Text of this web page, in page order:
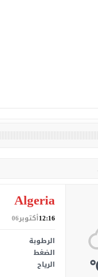
Algeria
أكتوبر0612:16
الرطوبة